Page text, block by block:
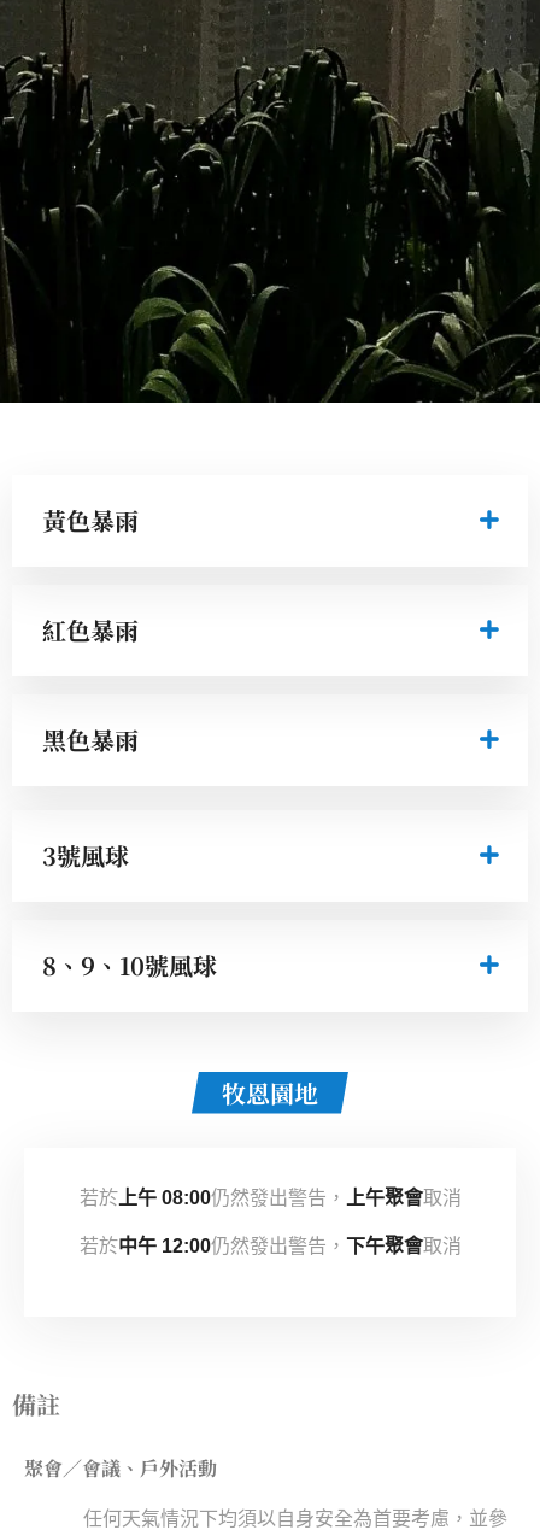
黃色暴雨
紅色暴雨
黑色暴雨
3號風球
8、9、10號風球
牧恩園地
若於上午 08:00仍然發出警告， 上午聚會取消
若於中午 12:00仍然發出警告， 下午聚會取消
備註
聚會／會議、戶外活動
任何天氣情況下均須以自身安全為首要考慮，並參